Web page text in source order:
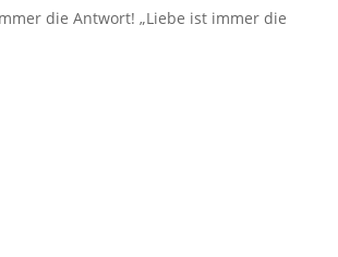
die Antwort! „Liebe ist immer die